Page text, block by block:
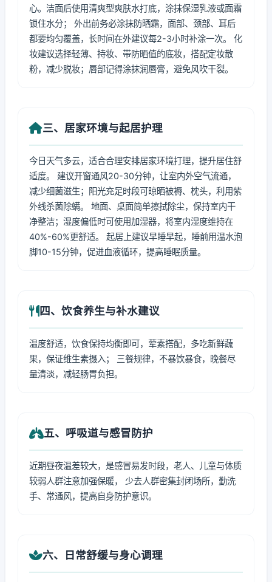
心。洁面后使用清爽型爽肤水打底，涂抹保湿乳液或面霜
锁住水分； 外出前务必涂抹防晒霜，面部、颈部、耳后
都要均匀覆盖，长时间在外建议每2-3小时补涂一次。 化
妆建议选择轻薄、持妆、带防晒值的底妆，搭配定妆散
粉，减少脱妆；唇部记得涂抹润唇膏，避免风吹干裂。
三、居家环境与起居护理
今日天气多云，适合合理安排居家环境打理，提升居住舒
适度。 建议开窗通风20-30分钟，让室内外空气流通，
减少细菌滋生；阳光充足时段可晾晒被褥、枕头，利用紫
外线杀菌除螨。 地面、桌面简单擦拭除尘，保持室内干
净整洁；湿度偏低时可使用加湿器，将室内湿度维持在
40%-60%更舒适。 起居上建议早睡早起，睡前用温水泡
脚10-15分钟，促进血液循环，提高睡眠质量。
四、饮食养生与补水建议
温度舒适，饮食保持均衡即可，荤素搭配，多吃新鲜蔬
果，保证维生素摄入； 三餐规律，不暴饮暴食，晚餐尽
量清淡，减轻肠胃负担。
五、呼吸道与感冒防护
近期昼夜温差较大，是感冒易发时段，老人、儿童与体质
较弱人群注意加强保暖， 少去人群密集封闭场所，勤洗
手、常通风，提高自身防护意识。
六、日常舒缓与身心调理